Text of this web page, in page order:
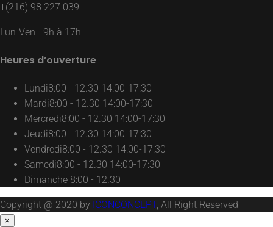
+(216) 98 227 039
Lun-Ven - 9h à 17h
Heures d’ouverture
Lundi8:00 - 12.30 14:00-17:30
Mardi8:00 - 12.30 14:00-17:30
Mercredi8:00 - 12.30 14:00-17:30
Jeudi8:00 - 12.30 14:00-17:30
Vendredi8:00 - 12.30 14:00-17:30
Samedi8:00 - 12.30 14:00-17:30
Dimanche 8:00 - 12.30
Copyright @ 2020 by ICONCONCEPT, All Right Reserved
×